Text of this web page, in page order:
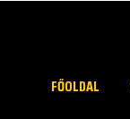
FŐOLDAL